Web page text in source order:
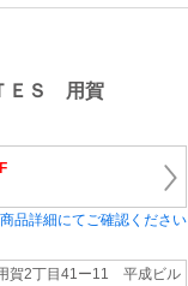
ＥＳ 用賀
品詳細にてご確認ください
賀2丁目41ー11 平成ビル